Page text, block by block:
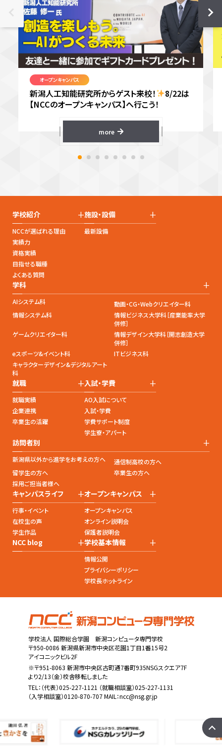
オープンキャンパス
新潟人工知能研究所からゲスト来校！
8/22は
【NCCのオープンキャンパス】へ行こう！
more
学校紹介 +
NCCが選ばれる理由
実績力
資格実績
目指せる職種
よくある質問
施設・設備 +
最新設備
学科 +
AIシステム科
動画・CG・Webクリエイター科
情報システム科
情報ビジネス大学科［産業能率大学
併修］
ゲームクリエイター科
情報デザイン大学科［開志創造大学
併修］
eスポーツ&イベント科
ITビジネス科
キャラクターデザイン&デジタルアート
科
就職 +
就職実績
企業連携
卒業生の活躍
入試・学費 +
AO入試について
入試・学費
学費サポート制度
学生寮・アパート
訪問者別 +
新潟県以外から進学をお考えの方へ
通信制高校の方へ
留学生の方へ
卒業生の方へ
採用ご担当者様へ
キャンパスライフ +
行事・イベント
在校生の声
学生作品
オープンキャンパス +
オープンキャンパス
オンライン説明会
保護者説明会
NCC blog +学校基本情報 +
情報公開
プライバシーポリシー
学校長ホットライン
学校法人 国際総合学園 新潟コンピュータ専門学校
〒950-0086 新潟県新潟市中央区花園1丁目1番15号2
アイコニックビル2F
※〒951-8063 新潟市中央区古町通7番町935NSGスクエア7F
より2/13（金）校舎移転しました
TEL： （代表）025-227-1121 （就職相談室）025-227-1131
（入学相談室）0120-870-707 MAIL：ncc@nsg.gr.jp